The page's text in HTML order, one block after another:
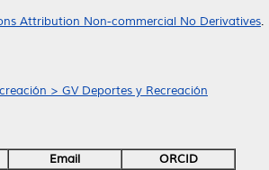
Attribution Non-commercial No Derivatives.
> GV Deportes y Recreación
Email
ORCID